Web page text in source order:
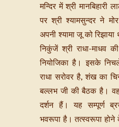
मन्दिर में श्री मानबिहारी
पर श्री श्यामसुन्दर ने
अपनी श्यामा जू को
निकुंजें श्री राधा-माधव
नियोजिका है। इसके
राधा सरोवर है, शंख का
बल्लभ जी की बैठक है।
दर्शन हैं। यह सम्पूर्ण
भवरूपा है। तत्स्वरूपा